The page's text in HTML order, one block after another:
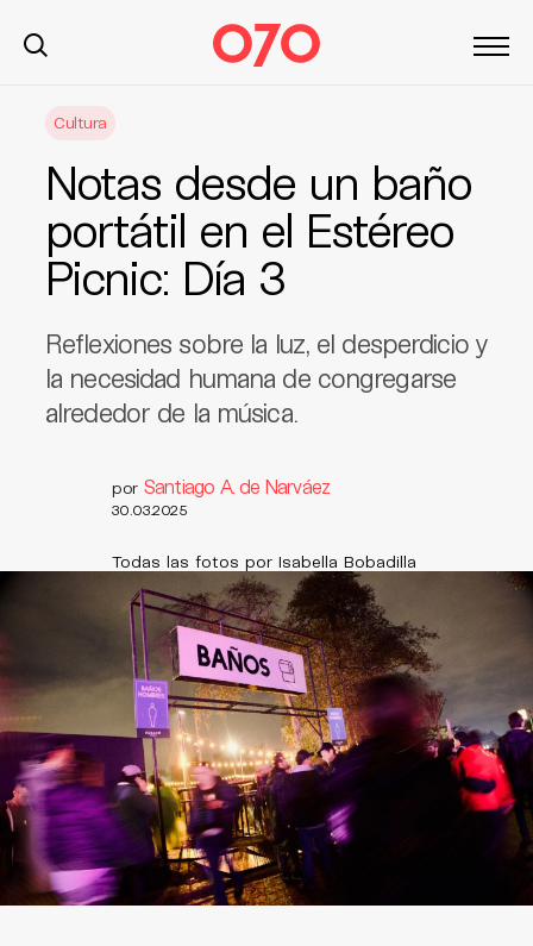
Cultura
Notas desde un baño
portátil en el Estéreo
Picnic: Día 3
Reflexiones sobre la luz, el desperdicio y
la necesidad humana de congregarse
alrededor de la música.
por Santiago A. de Narváez
30.03.2025
Todas las fotos por Isabella Bobadilla